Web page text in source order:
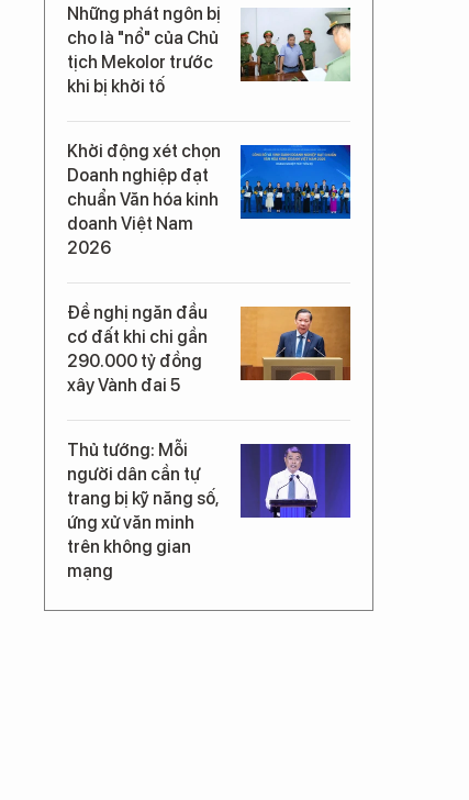
Những phát ngôn bị
cho là "nổ" của Chủ
tịch Mekolor trước
khi bị khởi tố
Khởi động xét chọn
Doanh nghiệp đạt
chuẩn Văn hóa kinh
doanh Việt Nam
2026
Đề nghị ngăn đầu
cơ đất khi chi gần
290.000 tỷ đồng
xây Vành đai 5
Thủ tướng: Mỗi
người dân cần tự
trang bị kỹ năng số,
ứng xử văn minh
trên không gian
mạng